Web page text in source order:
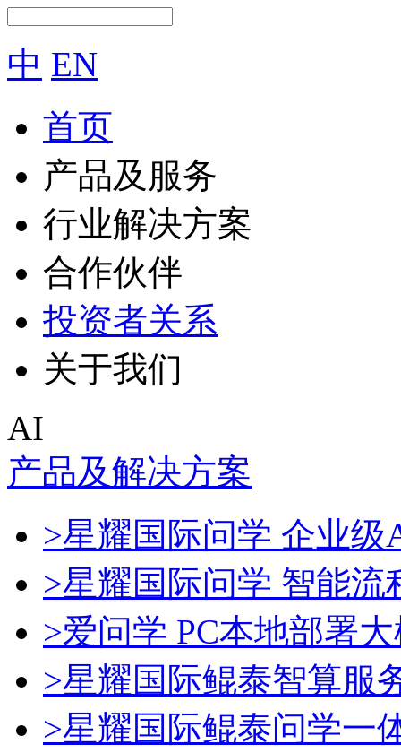
中 EN
首页
产品及服务
行业解决方案
合作伙伴
投资者关系
关于我们
AI
产品及解决方案
>星耀国际问学 企业级
>星耀国际问学 智能流
>爱问学 PC本地部署
>星耀国际鲲泰智算服
>星耀国际鲲泰问学一